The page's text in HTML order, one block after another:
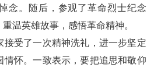
念。随后，参观了革命烈士纪念
温英雄故事，感悟革命精神。
受了一次精神洗礼，进一步坚定
情怀。一致表示，要把追思和敬仰